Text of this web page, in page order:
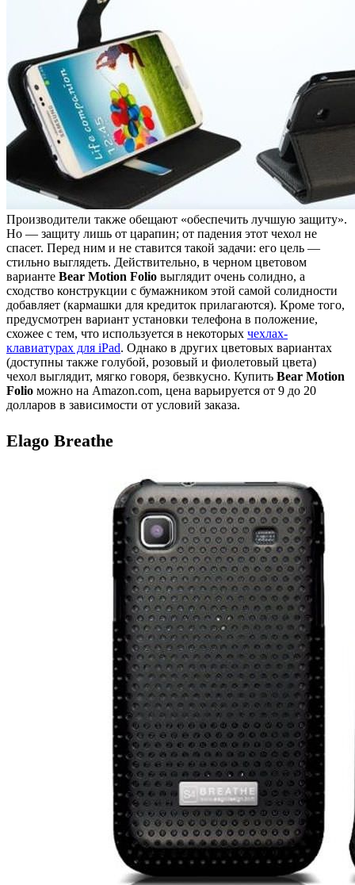
Производители также обещают «обеспечить лучшую защиту».
Но — защиту лишь от царапин; от падения этот чехол не
спасет. Перед ним и не ставится такой задачи: его цель —
стильно выглядеть. Действительно, в черном цветовом
варианте Bear Motion Folio выглядит очень солидно, а
сходство конструкции с бумажником этой самой солидности
добавляет (кармашки для кредиток прилагаются). Кроме того,
предусмотрен вариант установки телефона в положение,
схожее с тем, что используется в некоторых чехлах-
клавиатурах для iPad. Однако в других цветовых вариантах
(доступны также голубой, розовый и фиолетовый цвета)
чехол выглядит, мягко говоря, безвкусно. Купить Bear Motion
Folio можно на Amazon.com, цена варьируется от 9 до 20
долларов в зависимости от условий заказа.
Elago Breathe